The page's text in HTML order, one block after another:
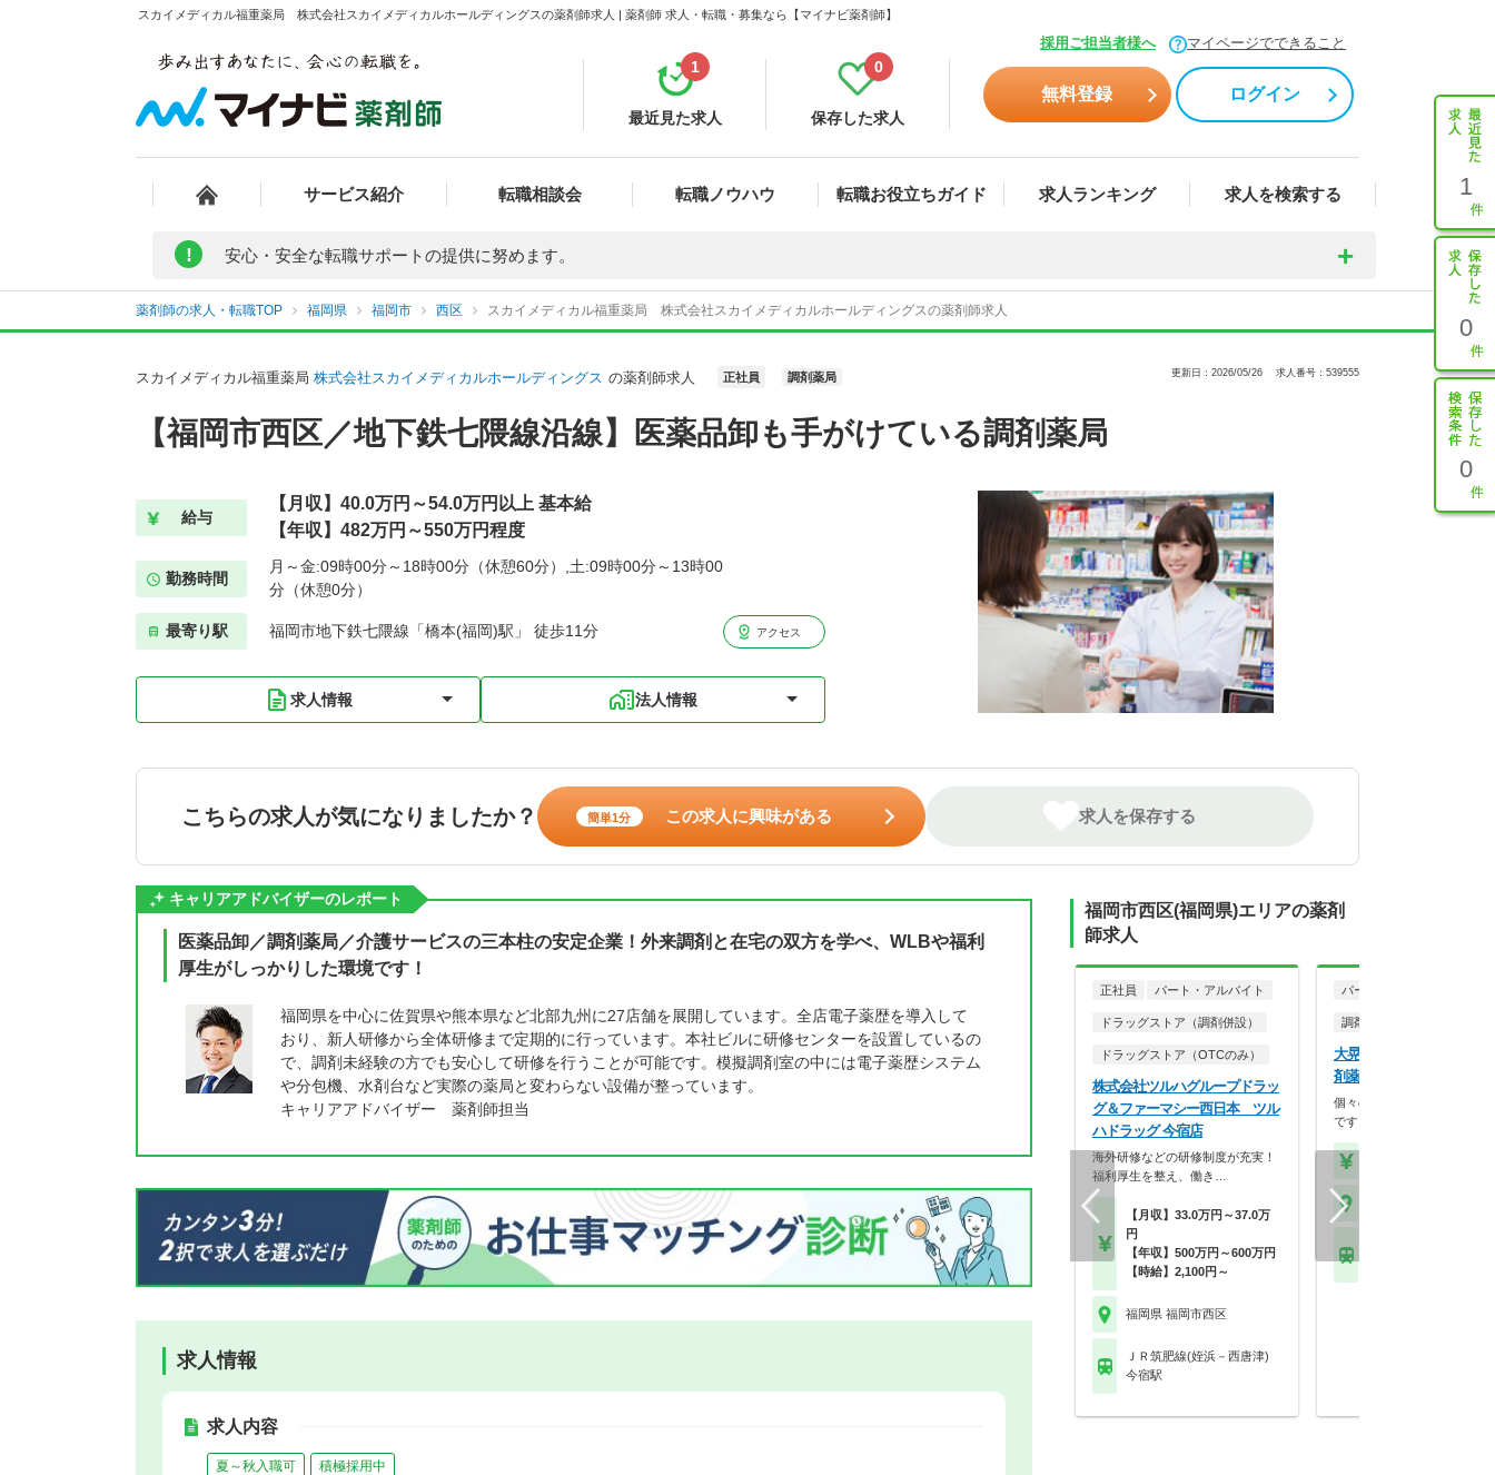
スカイメディカル福重薬局 株式会社スカイメディカルホールディングスの薬剤師求人 | 薬剤師 求人・転職・募集なら【マイナビ薬剤師】
採用ご担当者様へ マイページでできること
最近見た求人
1
保存した求人
0
無料登録 ログイン
サービス紹介 転職相談会 転職ノウハウ 転職お役立ちガイド 求人ランキング 求人を検索する 1
0
0
! 安心・安全な転職サポートの提供に努めます。
薬剤師の求人・転職TOP 福岡県 福岡市 西区 スカイメディカル福重薬局 株式会社スカイメディカルホールディングスの薬剤師求人
スカイメディカル福重薬局 株式会社スカイメディカルホールディングス の薬剤師求人 正社員 調剤薬局 更新日：2026/05/26 求人番号：539555
【福岡市西区／地下鉄七隈線沿線】医薬品卸も手がけている調剤薬局
給与
【月収】40.0万円～54.0万円以上 基本給
【年収】482万円～550万円程度
勤務時間
月～金:09時00分～18時00分（休憩60分）,土:09時00分～13時00
分（休憩0分）
最寄り駅 福岡市地下鉄七隈線「橋本(福岡)駅」 徒歩11分 アクセス
求人情報 法人情報
こちらの求人が気になりましたか？ 簡単1分 この求人に興味がある 求人を保存する
キャリアアドバイザーのレポート
医薬品卸／調剤薬局／介護サービスの三本柱の安定企業！外来調剤と在宅の双方を学べ、WLBや福利
厚生がしっかりした環境です！
福岡県を中心に佐賀県や熊本県など北部九州に27店舗を展開しています。全店電子薬歴を導入して
おり、新人研修から全体研修まで定期的に行っています。本社ビルに研修センターを設置しているの
で、調剤未経験の方でも安心して研修を行うことが可能です。模擬調剤室の中には電子薬歴システム
や分包機、水剤台など実際の薬局と変わらない設備が整っています。
キャリアアドバイザー 薬剤師担当
求人情報
求人内容
夏～秋入職可 積極採用中
福岡市西区(福岡県)エリアの薬剤
師求人
正社員 パート・アルバイト
ドラッグストア（調剤併設）
ドラッグストア（OTCのみ）
株式会社ツルハグループドラッ
グ＆ファーマシー西日本 ツル
ハドラッグ 今宿店
海外研修などの研修制度が充実！
福利厚生を整え、働き…
【月収】33.0万円～37.0万
円
【年収】500万円～600万円
【時給】2,100円～
福岡県 福岡市西区
ＪＲ筑肥線(姪浜－西唐津)
今宿駅
パート・アルバイト
調剤薬局
大晃調剤薬局有限会社
剤薬局
個々の家庭環境を大事にする
です。